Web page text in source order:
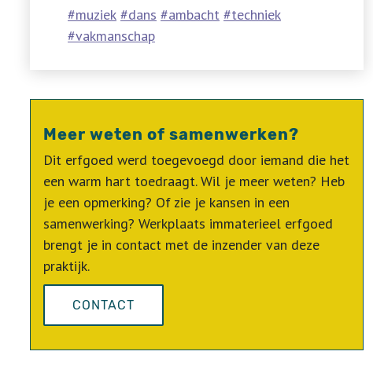
muziek dans ambacht
techniek
vakmanschap
Meer weten of samenwerken?
Dit erfgoed werd toegevoegd door iemand die het
een warm hart toedraagt. Wil je meer weten? Heb
je een opmerking? Of zie je kansen in een
samenwerking? Werkplaats immaterieel erfgoed
brengt je in contact met de inzender van deze
praktijk.
CONTACT